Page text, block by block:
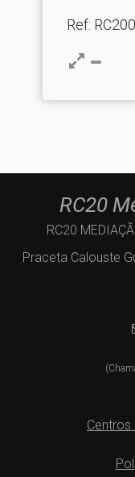
Ref:
RC20
RC20
Praceta Calouste